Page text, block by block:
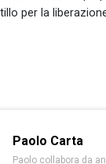
per la
Paolo Carta
Paolo collabora da